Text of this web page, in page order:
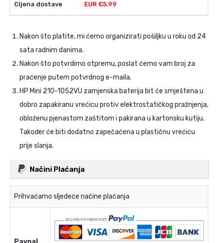
EUR €5.99
Nakon što platite, mi ćemo organizirati pošiljku u roku od 24
sata radnim danima.
Nakon što potvrdimo otpremu, poslat ćemo vam broj za
praćenje putem potvrdnog e-maila.
HP Mini 210-1052VU zamjenska baterija bit će smještena u
dobro zapakiranu vrećicu protiv elektrostatičkog pražnjenja,
obloženu pjenastom zaštitom i pakirana u kartonsku kutiju.
Također će biti dodatno zapečaćena u plastičnu vrećicu
prije slanja.
Načini Plaćanja
Prihvaćamo sljedeće načine plaćanja